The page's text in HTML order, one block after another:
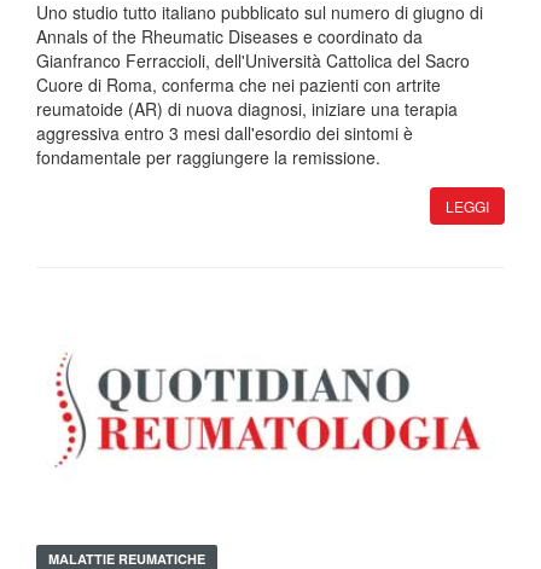
Uno studio tutto italiano pubblicato sul numero di giugno di
Annals of the Rheumatic Diseases e coordinato da
Gianfranco Ferraccioli, dell'Università Cattolica del Sacro
Cuore di Roma, conferma che nei pazienti con artrite
reumatoide (AR) di nuova diagnosi, iniziare una terapia
aggressiva entro 3 mesi dall'esordio dei sintomi è
fondamentale per raggiungere la remissione.
LEGGI
MALATTIE REUMATICHE